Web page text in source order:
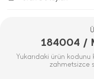
184004 /
Yukarıdaki ürün
zahmetsizce